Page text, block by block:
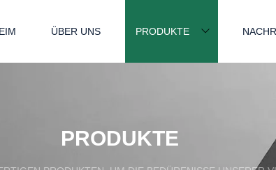
ÜBER UNS PRODUKTE
PRODUKTE